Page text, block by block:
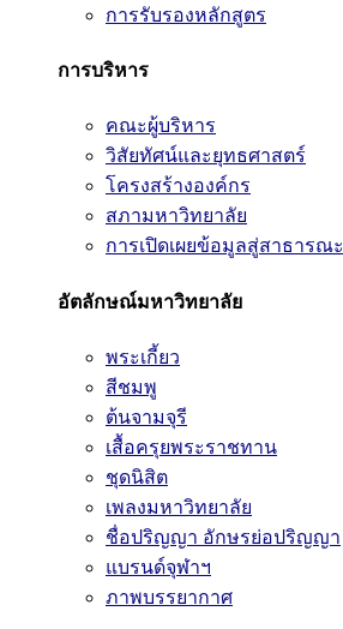
การรับรองหลักสูตร
การบริหาร
คณะผู้บริหาร
วิสัยทัศน์และยุทธศาสตร์
โครงสร้างองค์กร
สภามหาวิทยาลัย
การเปิดเผยข้อมูลสู่สาธารณะ
อัตลักษณ์มหาวิทยาลัย
พระเกี้ยว
สีชมพู
ต้นจามจุรี
เสื้อครุยพระราชทาน
ชุดนิสิต
เพลงมหาวิทยาลัย
ชื่อปริญญา อักษรย่อปริญญา
แบรนด์จุฬาฯ
ภาพบรรยากาศ